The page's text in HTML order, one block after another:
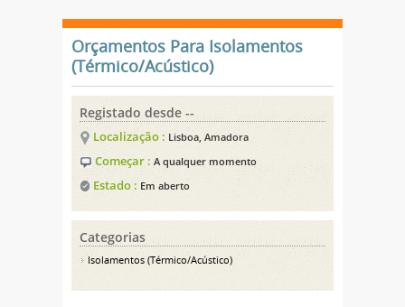
Orçamentos Para Isolamentos
(Térmico/Acústico)
Registado desde --
Localização : Lisboa, Amadora
Começar : A qualquer momento
Estado : Em aberto
Categorias
Isolamentos (Térmico/Acústico)